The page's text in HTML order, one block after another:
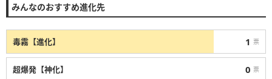
みんなのおすすめ進化先
毒霧【進化】 1 票
超爆発【神化】 0 票